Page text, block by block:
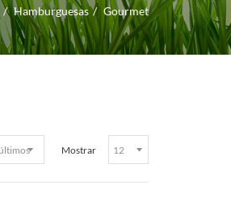
Hamburguesas Gourmet
Mostrar